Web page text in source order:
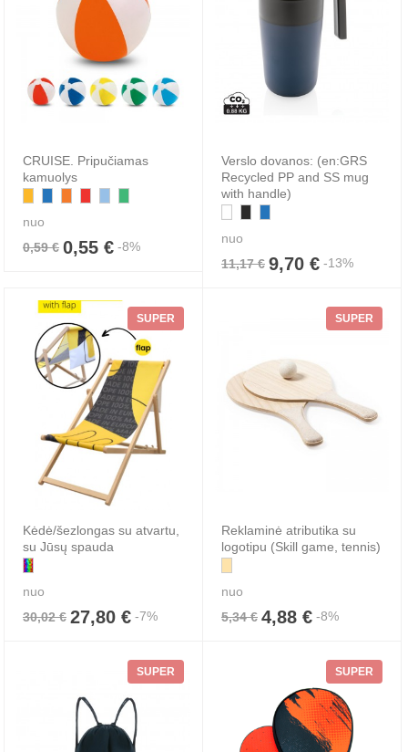
CRUISE. Pripučiamas
kamuolys
nuo
0,59 € 0,55 € -8%
Verslo dovanos: (en:GRS
Recycled PP and SS mug
with handle)
nuo
11,17 € 9,70 € -13%
SUPER
Kėdė/šezlongas su atvartu,
su Jūsų spauda
nuo
30,02 € 27,80 € -7%
SUPER
Reklaminė atributika su
logotipu (Skill game, tennis)
nuo
5,34 € 4,88 € -8%
SUPER SUPER